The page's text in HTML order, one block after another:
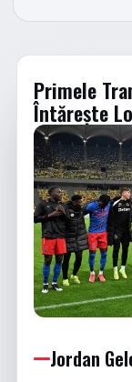
Primele
Întărește
Jordan